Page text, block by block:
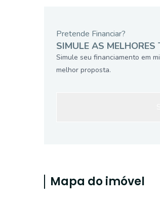
Pretende Financiar?
SIMULE AS
Simule seu financiamento em
melhor proposta.
Mapa do imóvel